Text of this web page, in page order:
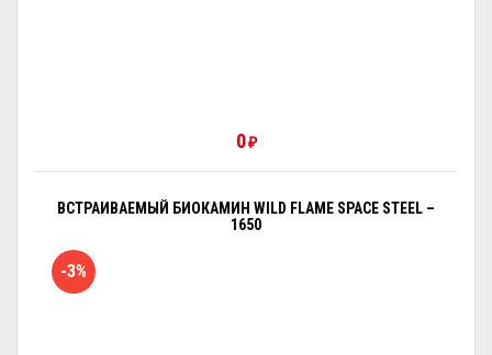
0₽
ВСТРАИВАЕМЫЙ БИОКАМИН WILD FLAME SPACE STEEL –
1650
-3%